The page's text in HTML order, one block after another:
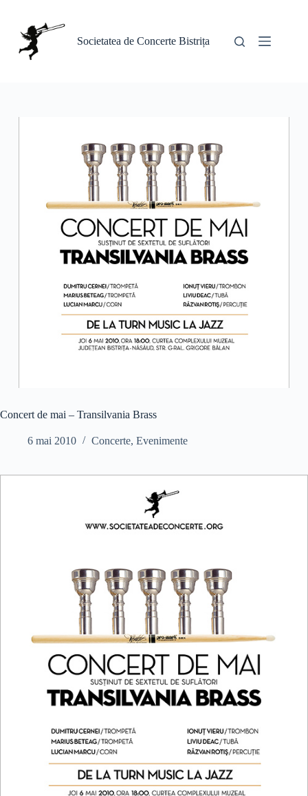
conținut
Societatea de Concerte Bistrița
Concert de mai – Transilvania Brass
6 mai 2010 Concerte, Evenimente